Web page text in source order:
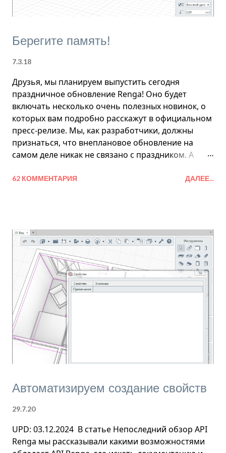
необходимо, так как рас...
Берегите память!
7.3.18
Друзья, мы планируем выпустить сегодня
праздничное обновление Renga! Оно будет
включать несколько очень полезных новинок, о
которых вам подробно расскажут в официальном
пресс-релизе. Мы, как разработчики, должны
признаться, что внеплановое обновление на
самом деле никак не связано с праздником. А
Renga была не готова к тому, что пользователи
результате чего работа нашей системы
прекращалась. Соответственно, в Renga 2.10 в
первую очередь увеличена скорость работы со
сборками и значительно снижено потребление
оперативной памяти. Кроме того, если в вашем
проекте много сборок (или уровней, разрезов,
фасадов), мы также рекомендуем отключить
новую опцию “Отображать эскизы вместо
значков” в настройках . Обозреватель проекта в
таком случае будет обновляться гораздо быстрее.
По сути, все остальные новинки придут к...
62 КОММЕНТАРИЯ ДАЛЕЕ...
Автоматизируем создание свойств
29.7.20
UPD: 03.12.2024 В статье Непоследний обзор API
Renga мы рассказывали какими возможностями